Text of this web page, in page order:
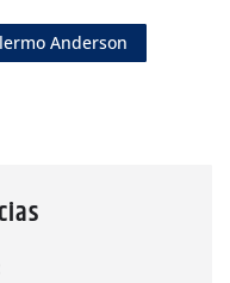
Anderson